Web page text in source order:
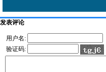
发表评论
用户名:
验证码: